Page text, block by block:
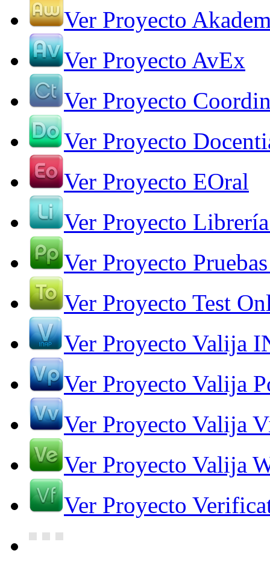
Ver Proyecto
Ver Proyecto AvEx
Ver Proyecto
Ver Proyecto
Ver Proyecto EOral
Ver Proyecto
Ver Proyecto
Ver Proyecto Test
Ver Proyecto Valija
Ver Proyecto Valija
Ver Proyecto Valija
Ver Proyecto Valija
Ver Proyecto